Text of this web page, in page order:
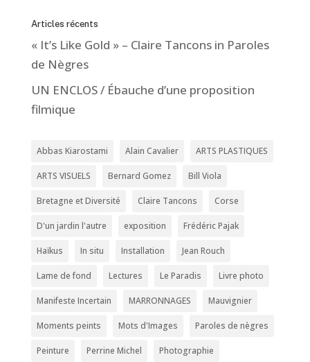
Articles récents
« It’s Like Gold » – Claire Tancons in Paroles
de Nègres
UN ENCLOS / Ébauche d’une proposition
filmique
Abbas Kiarostami Alain Cavalier ARTS PLASTIQUES
ARTS VISUELS Bernard Gomez Bill Viola
Bretagne et Diversité Claire Tancons Corse
D'un jardin l'autre exposition Frédéric Pajak
Haïkus In situ Installation Jean Rouch
Lame de fond Lectures Le Paradis Livre photo
Manifeste Incertain MARRONNAGES Mauvignier
Moments peints Mots d'Images Paroles de nègres
Peinture Perrine Michel Photographie